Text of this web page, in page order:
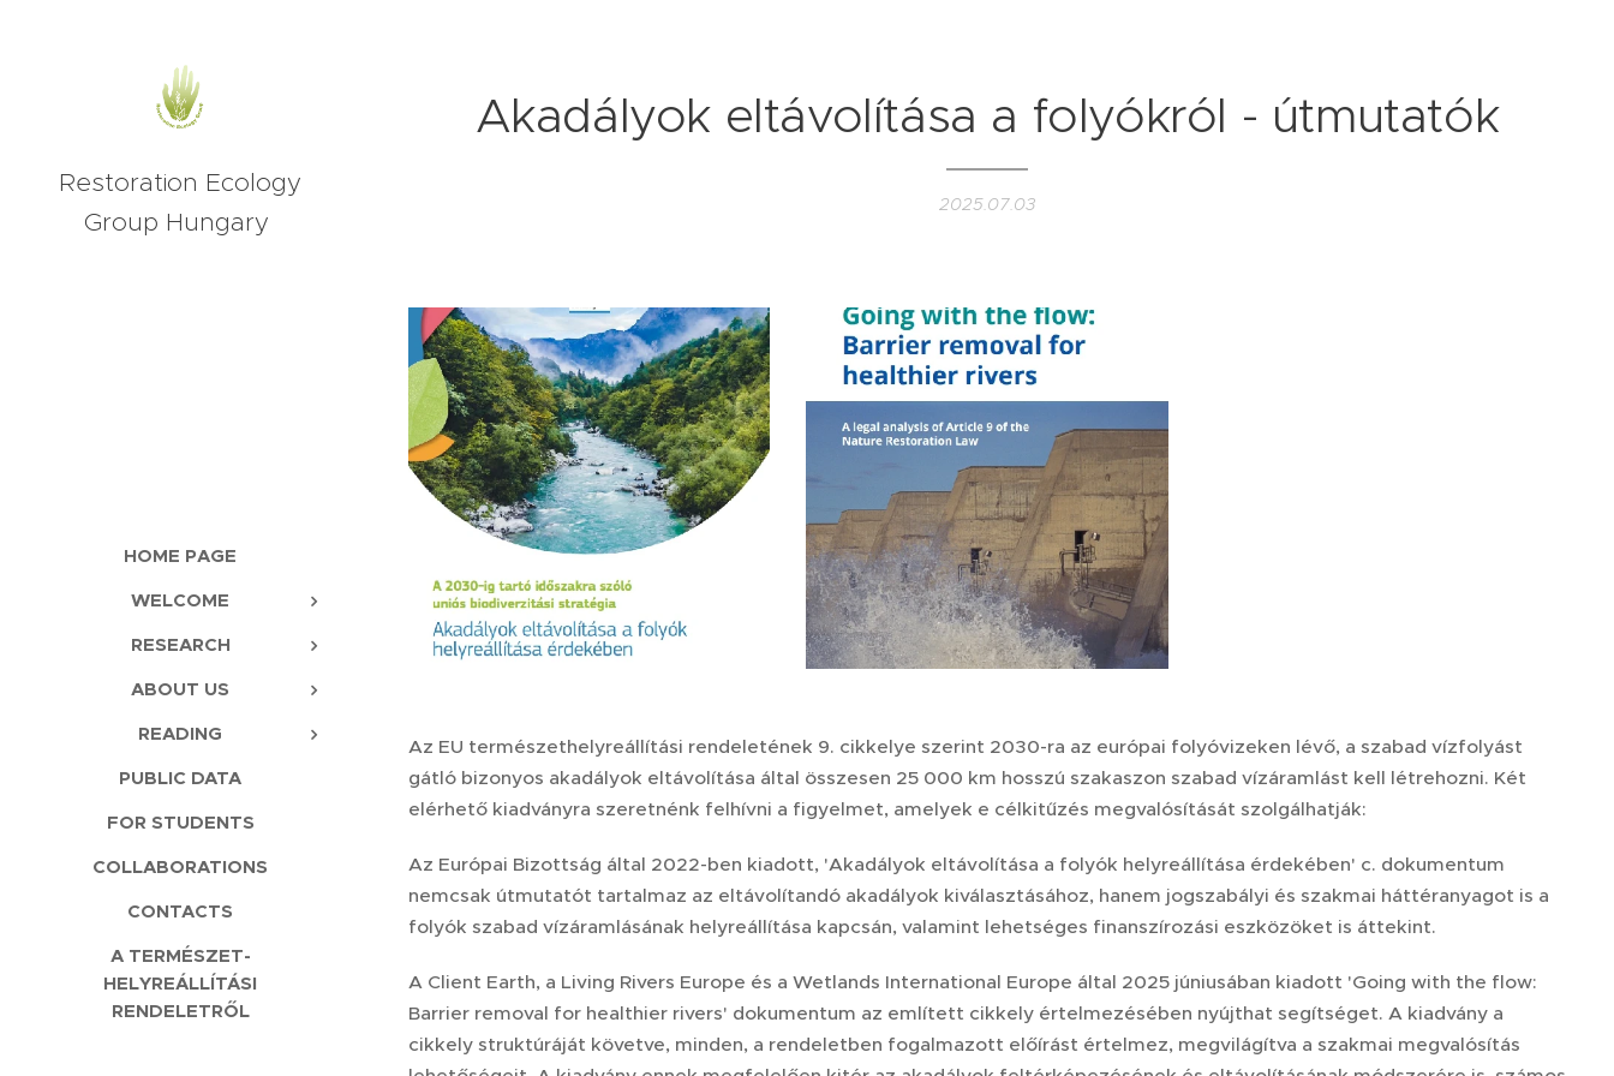
Restoration Ecology
Group Hungary
HOME PAGE
WELCOME
RESEARCH
ABOUT US
READING
PUBLIC DATA
FOR STUDENTS
COLLABORATIONS
CONTACTS
A TERMÉSZET-
HELYREÁLLÍTÁSI
RENDELETRŐL
Akadályok eltávolítása a folyókról - útmutatók
2025.07.03
Az EU természethelyreállítási rendeletének 9. cikkelye szerint 2030-ra az európai folyóvizeken lévő, a szabad vízfolyást
gátló bizonyos akadályok eltávolítása által összesen 25 000 km hosszú szakaszon szabad vízáramlást kell létrehozni. Két
elérhető kiadványra szeretnénk felhívni a figyelmet, amelyek e célkitűzés megvalósítását szolgálhatják:
Az Európai Bizottság által 2022-ben kiadott, 'Akadályok eltávolítása a folyók helyreállítása érdekében' c. dokumentum
nemcsak útmutatót tartalmaz az eltávolítandó akadályok kiválasztásához, hanem jogszabályi és szakmai háttéranyagot is a
folyók szabad vízáramlásának helyreállítása kapcsán, valamint lehetséges finanszírozási eszközöket is áttekint.
A Client Earth, a Living Rivers Europe és a Wetlands International Europe által 2025 júniusában kiadott 'Going with the flow:
Barrier removal for healthier rivers' dokumentum az említett cikkely értelmezésében nyújthat segítséget. A kiadvány a
cikkely struktúráját követve, minden, a rendeletben fogalmazott előírást értelmez, megvilágítva a szakmai megvalósítás